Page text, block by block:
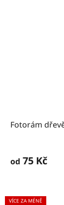
Fotorám
od 75 Kč
VÍCE ZA MÉNĚ